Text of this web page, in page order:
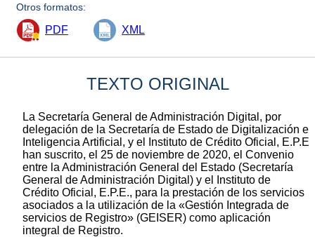
Otros formatos:
PDF XML
TEXTO ORIGINAL
La Secretaría General de Administración Digital, por
delegación de la Secretaría de Estado de Digitalización e
Inteligencia Artificial, y el Instituto de Crédito Oficial, E.P.E
han suscrito, el 25 de noviembre de 2020, el Convenio
entre la Administración General del Estado (Secretaría
General de Administración Digital) y el Instituto de
Crédito Oficial, E.P.E., para la prestación de los servicios
asociados a la utilización de la «Gestión Integrada de
servicios de Registro» (GEISER) como aplicación
integral de Registro.